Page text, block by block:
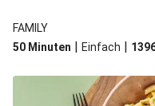
FAMILY
50 Minuten | Einfach |